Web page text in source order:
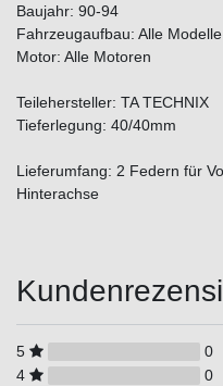
Baujahr: 90-94
Fahrzeugaufbau: Alle Modelle
Motor: Alle Motoren
Teilehersteller: TA TECHNIX
Tieferlegung: 40/40mm
Lieferumfang: 2 Federn für
Hinterachse
5
0
4
0